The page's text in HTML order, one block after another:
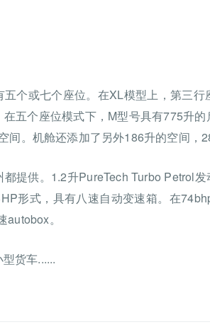
个或七个座位。在XL模型上，第三
五个座位模式下，M型号具有775升
。机舱还添加了另外186升的空间，
提供。1.2升PureTech Turbo Petrol
形式，具有八速自动变速箱。在
。
货车......